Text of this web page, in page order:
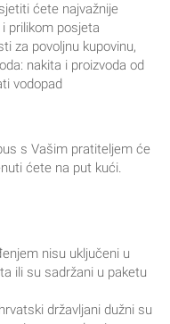
ćete najvažnije
prilikom posjeta
za povoljnu kupovinu,
nakita i proizvoda od
vodopad
s Vašim pratiteljem će
ćete na put kući.
nisu uključeni u
ili su sadržani u paketu
državljani dužni su